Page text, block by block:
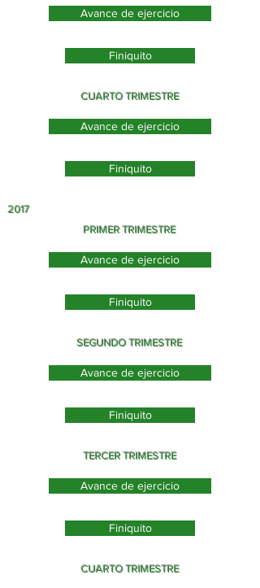
Avance de ejercicio
Finiquito
CUARTO TRIMESTRE
Avance de ejercicio
Finiquito
2017
PRIMER TRIMESTRE
Avance de ejercicio
Finiquito
SEGUNDO TRIMESTRE
Avance de ejercicio
Finiquito
TERCER TRIMESTRE
Avance de ejercicio
Finiquito
CUARTO TRIMESTRE